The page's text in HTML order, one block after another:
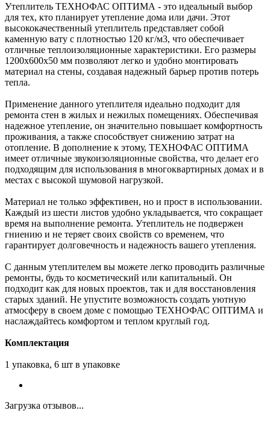
Утеплитель ТЕХНОФАС ОПТИМА - это идеальный выбор
для тех, кто планирует утепление дома или дачи. Этот
высококачественный утеплитель представляет собой
каменную вату с плотностью 120 кг/м3, что обеспечивает
отличные теплоизоляционные характеристики. Его размеры
1200х600х50 мм позволяют легко и удобно монтировать
материал на стены, создавая надежный барьер против потерь
тепла.
Применение данного утеплителя идеально подходит для
ремонта стен в жилых и нежилых помещениях. Обеспечивая
надежное утепление, он значительно повышает комфортность
проживания, а также способствует снижению затрат на
отопление. В дополнение к этому, ТЕХНОФАС ОПТИМА
имеет отличные звукоизоляционные свойства, что делает его
подходящим для использования в многоквартирных домах и в
местах с высокой шумовой нагрузкой.
Материал не только эффективен, но и прост в использовании.
Каждый из шести листов удобно укладывается, что сокращает
время на выполнение ремонта. Утеплитель не подвержен
гниению и не теряет своих свойств со временем, что
гарантирует долговечность и надежность вашего утепления.
С данным утеплителем вы можете легко проводить различные
ремонты, будь то косметический или капитальный. Он
подходит как для новых проектов, так и для восстановления
старых зданий. Не упустите возможность создать уютную
атмосферу в своем доме с помощью ТЕХНОФАС ОПТИМА и
наслаждайтесь комфортом и теплом круглый год.
Комплектация
1 упаковка, 6 шт в упаковке
Загрузка отзывов...